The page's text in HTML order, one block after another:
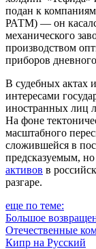
подан к
РАТМ) — он
механического
производством
приборов
В судебных актах
интересами
иностранных лиц
На фоне
масштабного
сложившейся в
предсказуемым,
активов в
разгаре.
еще по теме:
Большое
Отечественные
Кипр на Русский